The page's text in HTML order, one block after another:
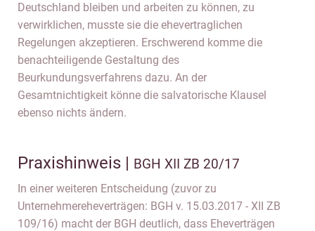
Deutschland bleiben und arbeiten zu können, zu
verwirklichen, musste sie die ehevertraglichen
Regelungen akzeptieren. Erschwerend komme die
benachteiligende Gestaltung des
Beurkundungsverfahrens dazu. An der
Gesamtnichtigkeit könne die salvatorische Klausel
ebenso nichts ändern.
Praxishinweis | BGH XII ZB 20/17
In einer weiteren Entscheidung (zuvor zu
Unternehmereheverträgen: BGH v. 15.03.2017 - XII ZB
109/16) macht der BGH deutlich, dass Eheverträgen